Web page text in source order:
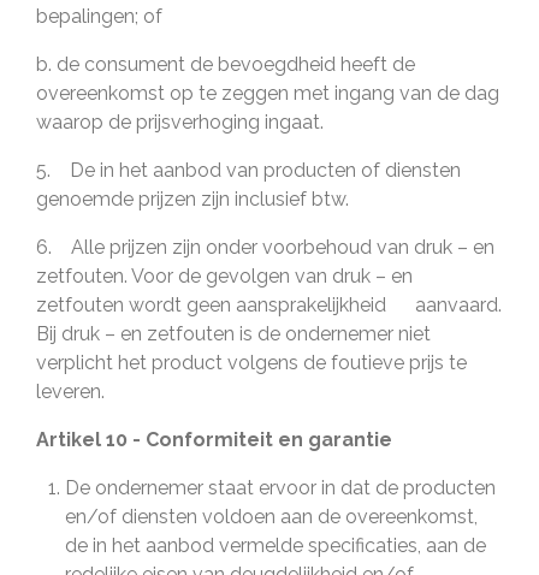
bepalingen; of
b. de consument de bevoegdheid heeft de
overeenkomst op te zeggen met ingang van de dag
waarop de prijsverhoging ingaat.
5. De in het aanbod van producten of diensten
genoemde prijzen zijn inclusief btw.
6. Alle prijzen zijn onder voorbehoud van druk – en
zetfouten. Voor de gevolgen van druk – en
zetfouten wordt geen aansprakelijkheid aanvaard.
Bij druk – en zetfouten is de ondernemer niet
verplicht het product volgens de foutieve prijs te
leveren.
Artikel 10 - Conformiteit en garantie
De ondernemer staat ervoor in dat de producten
en/of diensten voldoen aan de overeenkomst,
de in het aanbod vermelde specificaties, aan de